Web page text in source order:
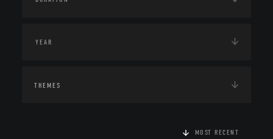
THEMES
MOST RECENT